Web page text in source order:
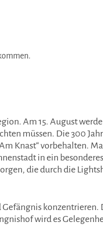
Am 15. August
müssen. Die 300
Knast“ vorbehalten.
in ein
die durch die
konzentrieren.
wird es